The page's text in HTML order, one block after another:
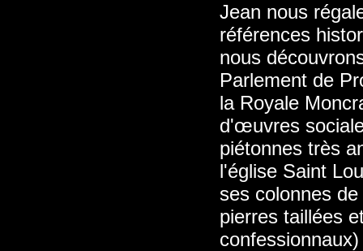
Jean nous
références
nous
Parlement de
la Royale
d'œuvres
piétonnes très
l'église Saint
ses colonnes
pierres taillées